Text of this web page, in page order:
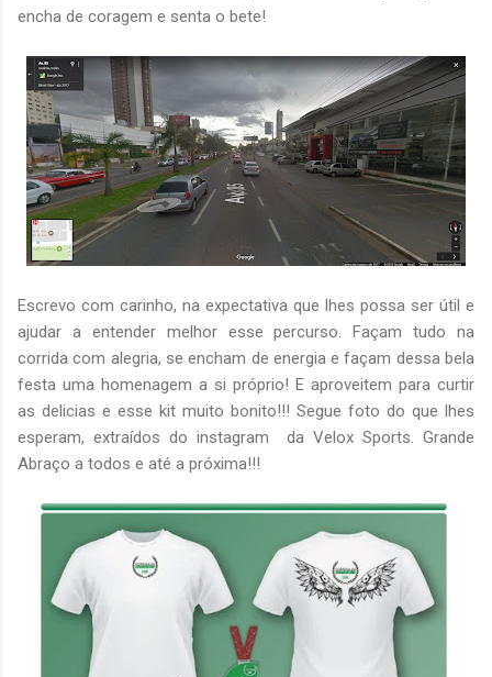
encha de coragem e senta o bete!
Escrevo com carinho, na expectativa que lhes possa ser útil e
ajudar a entender melhor esse percurso. Façam tudo na
corrida com alegria, se encham de energia e façam dessa bela
festa uma homenagem a si próprio! E aproveitem para curtir
as delicias e esse kit muito bonito!!! Segue foto do que lhes
esperam, extraídos do instagram da Velox Sports. Grande
Abraço a todos e até a próxima!!!